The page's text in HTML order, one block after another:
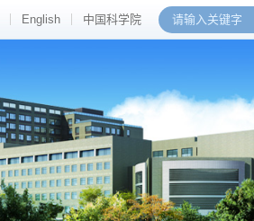
English 中国科学院